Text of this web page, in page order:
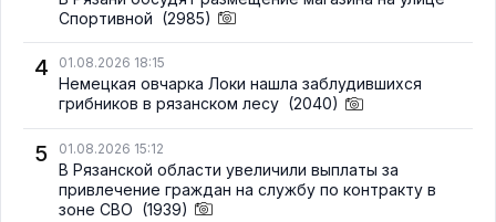
Спортивной (2985)
4 01.08.2026 18:15
Немецкая овчарка Локи нашла заблудившихся
грибников в рязанском лесу (2040)
5 01.08.2026 15:12
В Рязанской области увеличили выплаты за
привлечение граждан на службу по контракту в
зоне СВО (1939)